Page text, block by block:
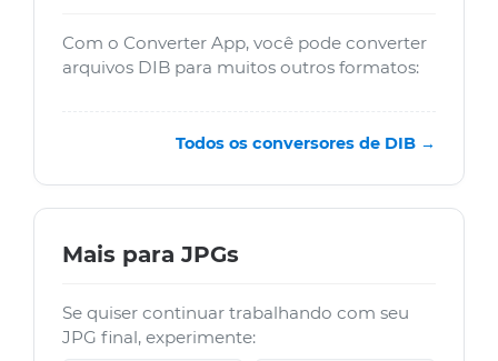
Com o Converter App, você pode converter
arquivos DIB para muitos outros formatos:
Todos os conversores de DIB →
Mais para JPGs
Se quiser continuar trabalhando com seu
JPG final, experimente: